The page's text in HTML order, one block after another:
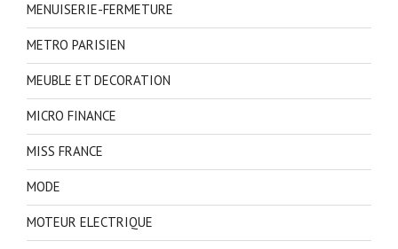
MENUISERIE-FERMETURE
METRO PARISIEN
MEUBLE ET DECORATION
MICRO FINANCE
MISS FRANCE
MODE
MOTEUR ELECTRIQUE